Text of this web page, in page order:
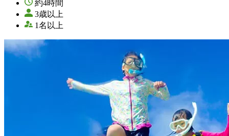
約4時間
3歳以上
1名以上